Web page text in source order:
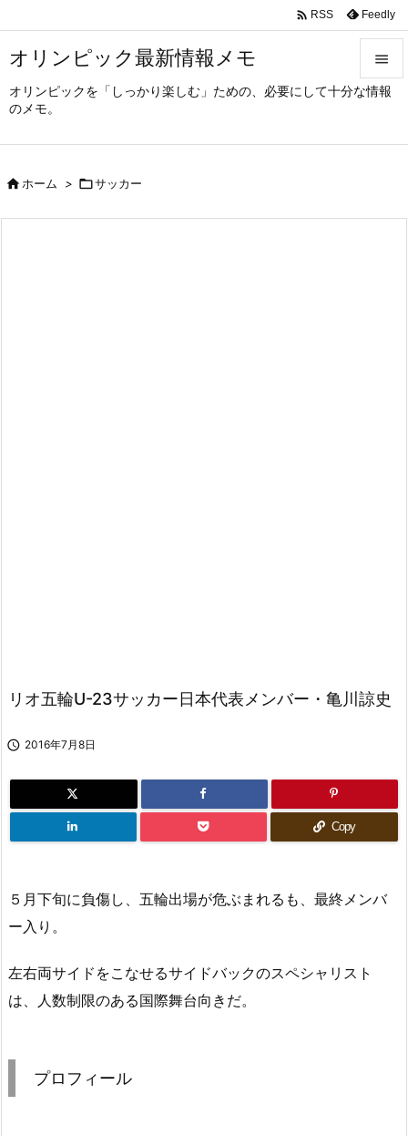
オリンピック最新情報メモ
オリンピックを「しっかり楽しむ」ための、必要にして十分な情報
のメモ。



 RSS Feedly
ホーム > サッカー
リオ五輪U-23サッカー日本代表メンバー・亀川諒史
 2016年7月8日
Copy
５月下旬に負傷し、五輪出場が危ぶまれるも、最終メンバ
ー入り。
左右両サイドをこなせるサイドバックのスペシャリスト
は、人数制限のある国際舞台向きだ。
プロフィール